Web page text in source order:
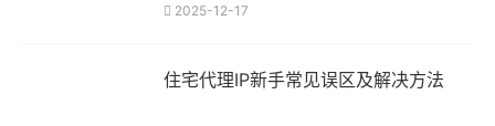
2025-12-17
住宅代理IP新手常见误区及解决方法